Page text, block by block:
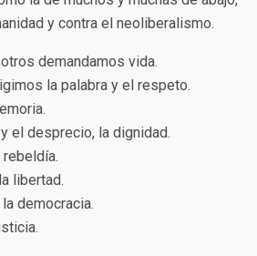
y contra el neoliberalismo.
demandamos vida.
la palabra y el respeto.
el desprecio, la dignidad.
libertad.
democracia.